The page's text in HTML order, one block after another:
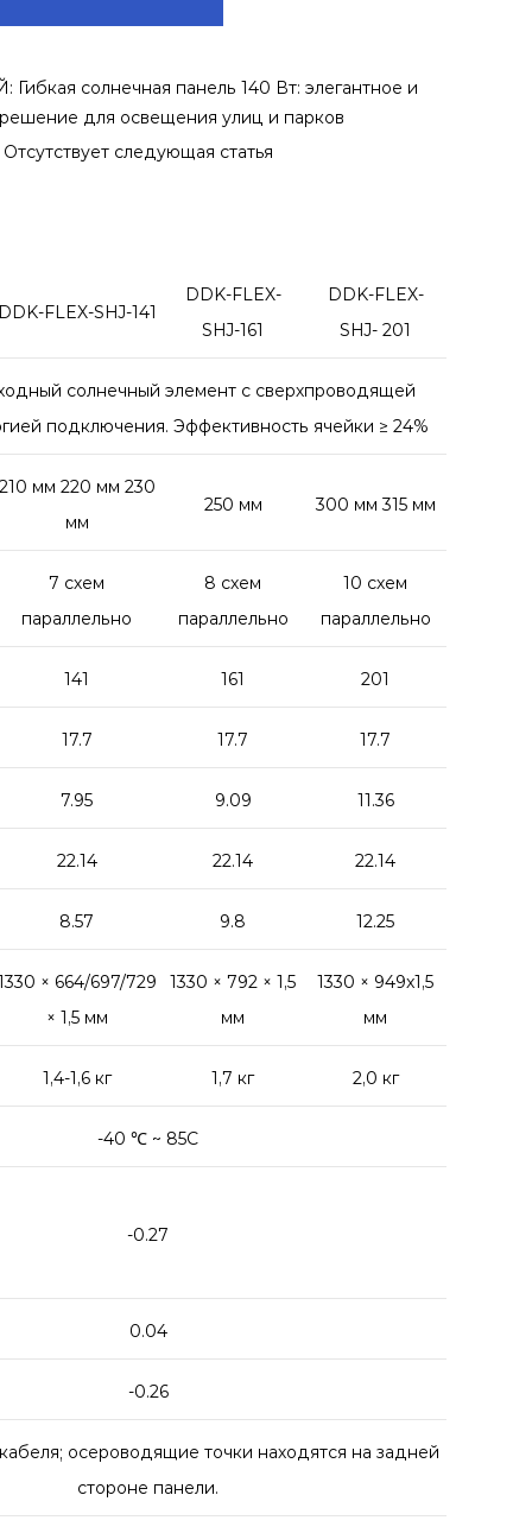
солнечная панель 140 Вт: элегантное и
для освещения улиц и парков
следующая статья
FLEX-SHJ-141
DDK-FLEX-
SHJ-161
DDK-FLEX-
SHJ- 201
солнечный элемент с сверхпроводящей
подключения. Эффективность ячейки ≥ 24%
мм 220 мм 230
мм
250 мм 300 мм 315 мм
7 схем
параллельно
8 схем
параллельно
10 схем
параллельно
141 161 201
17.7 17.7 17.7
7.95 9.09 11.36
22.14 22.14 22.14
8.57 9.8 12.25
× 664/697/729
× 1,5 мм
1330 × 792 × 1,5
мм
1330 × 949x1,5
мм
1,4-1,6 кг 1,7 кг 2,0 кг
-40 ℃ ~ 85C
-0.27
0.04
-0.26
осероводящие точки находятся на задней
стороне панели.